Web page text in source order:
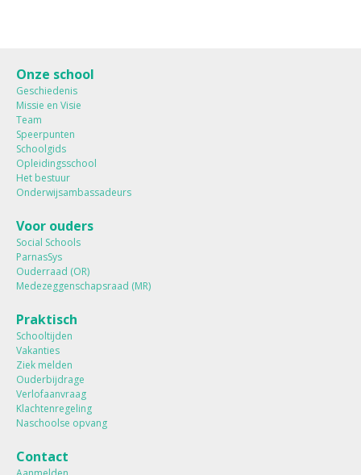
Onze school
Geschiedenis
Missie en Visie
Team
Speerpunten
Schoolgids
Opleidingsschool
Het bestuur
Onderwijsambassadeurs
Voor ouders
Social Schools
ParnasSys
Ouderraad (OR)
Medezeggenschapsraad (MR)
Praktisch
Schooltijden
Vakanties
Ziek melden
Ouderbijdrage
Verlofaanvraag
Klachtenregeling
Naschoolse opvang
Contact